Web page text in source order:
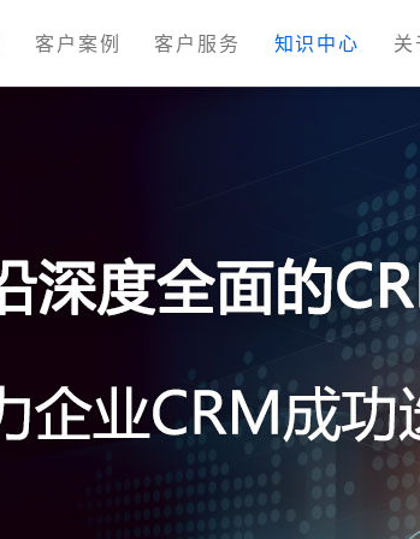
客户案例 客户服务 知识中心 关